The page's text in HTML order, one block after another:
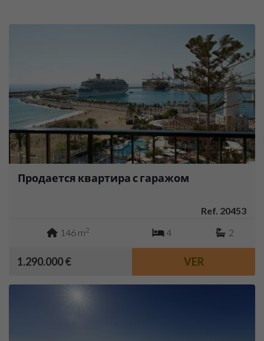
Продается квартира с гаражом
Ref. 20453
146 m2 4 2
1.290.000 € VER